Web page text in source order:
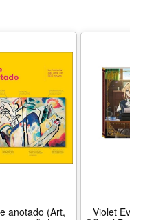
anotado (Art,
Violet